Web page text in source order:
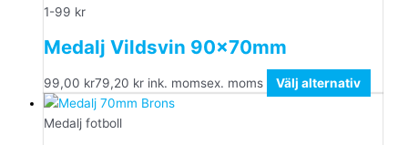
1-99 kr
Medalj Vildsvin 90x70mm
99,00 kr79,20 kr ink. momsex. moms Välj alternativ
Medalj fotboll